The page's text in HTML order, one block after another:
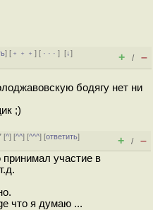
] [ ﹢﹢﹢] [ · · ·][↓]
+ / –
бодягу нет ни
;)
[^] [^^] [^^^] [ответить]
+ / –
принимал участие в
что я думаю ...